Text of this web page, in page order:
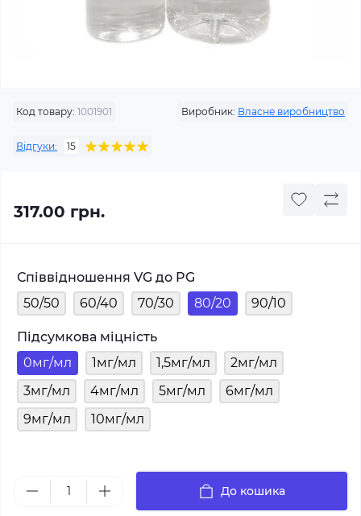
Код товару: 1001901 Виробник: Власне виробництво
Відгуки: 15
317.00 грн.
Співвідношення VG до PG
50/50
60/40 70/30 80/20 90/10
Підсумкова міцність
0мг/мл
1мг/мл 1,5мг/мл
2мг/мл
3мг/мл
4мг/мл 5мг/мл
6мг/мл
9мг/мл
10мг/мл
До кошика